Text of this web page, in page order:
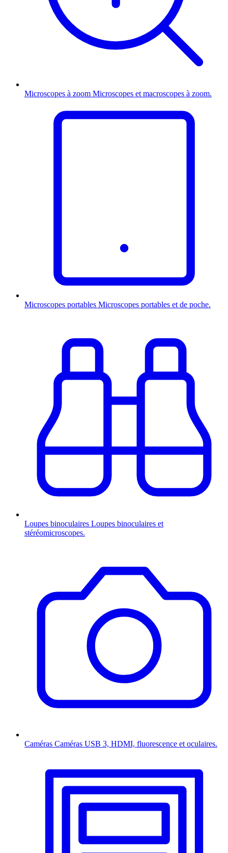
Microscopes à zoom Microscopes et macroscopes à zoom.
Microscopes portables Microscopes portables et de poche.
Loupes binoculaires Loupes binoculaires et
stéréomicroscopes.
Caméras Caméras USB 3, HDMI, fluorescence et oculaires.